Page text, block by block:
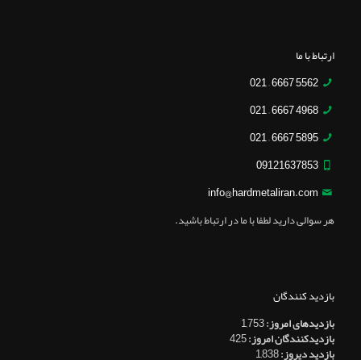
ارتباط با ما
5562 6667 – 021
4968 6667 – 021
5895 6667 – 021
09121637853
info@hardmetaliran.com
هر سوالی دارید لطفا با ما در ارتباط باشید.
بازدید کنندگان
بازدیدهای امروز:1,753
بازدیدکنندگان امروز:425
بازدید دیروز:1,838